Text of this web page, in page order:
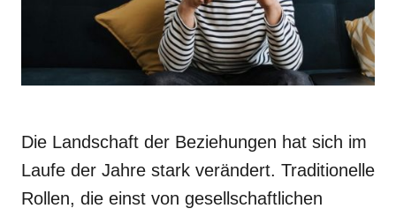
Die Landschaft der Beziehungen hat sich im
Laufe der Jahre stark verändert. Traditionelle
Rollen, die einst von gesellschaftlichen